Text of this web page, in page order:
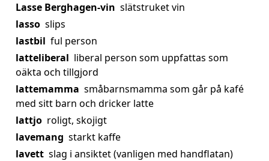
Lasse Berghagen-vin slätstruket vin
lasso slips
lastbil ful person
latteliberal liberal person som uppfattas som
oäkta och tillgjord
lattemamma småbarnsmamma som går på kafé
med sitt barn och dricker latte
lattjo roligt, skojigt
lavemang starkt kaffe
lavett slag i ansiktet (vanligen med handflatan)